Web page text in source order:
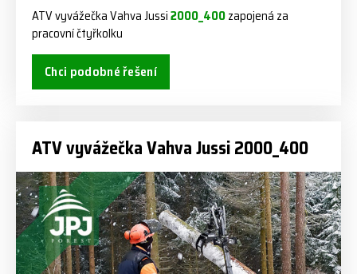
ATV vyvážečka Vahva Jussi2000_400zapojená za
pracovní čtyřkolku
Chci podobné řešení
ATV vyvážečka Vahva Jussi 2000_400